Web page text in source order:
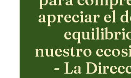
apreciar el
nuestro
- La